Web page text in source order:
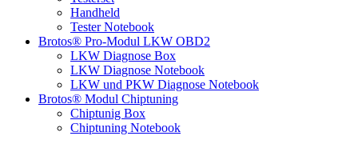
Handheld
Tester Notebook
Brotos® Pro-Modul LKW OBD2
LKW Diagnose Box
LKW Diagnose Notebook
LKW und PKW Diagnose Notebook
Brotos® Modul Chiptuning
Chiptunig Box
Chiptuning Notebook